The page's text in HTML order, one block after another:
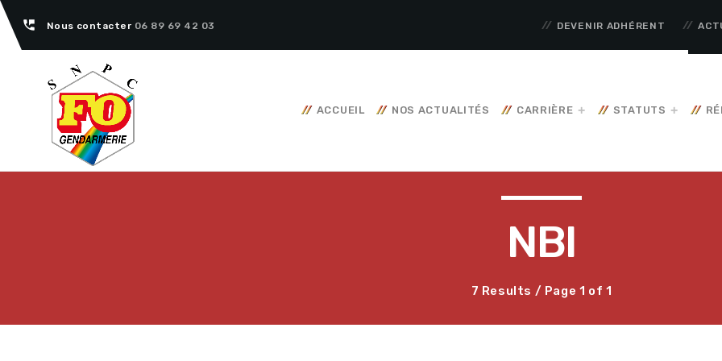
perm_phone_msg Nous contacter 06 89 69 42 03 DEVENIR ADHÉRENT
ACCUEIL NOS ACTUALITÉS CARRIÈRE STATUTS
NBI
7 Results / Page 1 of 1